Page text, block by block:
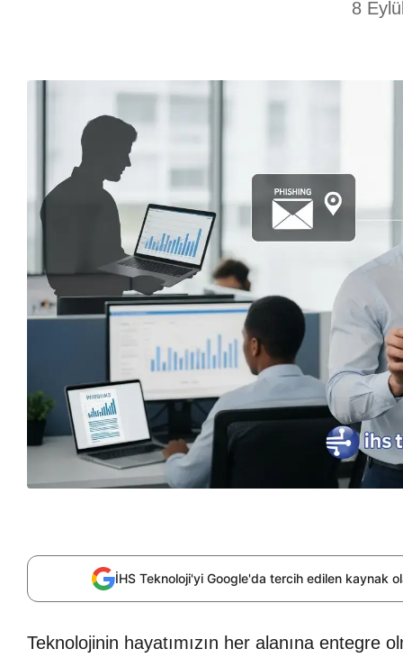
8
İHS Teknoloji'yi Google'da tercih edilen kaynak
Teknolojinin hayatımızın her alanına entegre